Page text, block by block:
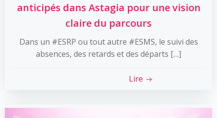
anticipés dans Astagia pour une vision
claire du parcours
Dans un #ESRP ou tout autre #ESMS, le suivi des
absences, des retards et des départs […]
Lire